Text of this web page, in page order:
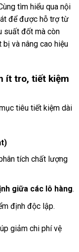
tìm hiểu qua nội
để được hỗ trợ từ
suất đốt mà còn
và nâng cao hiệu
ít tro, tiết kiệm
tiêu tiết kiệm dài
tích chất lượng
giữa các lô hàng.
định độc lập.
giảm chi phí vệ